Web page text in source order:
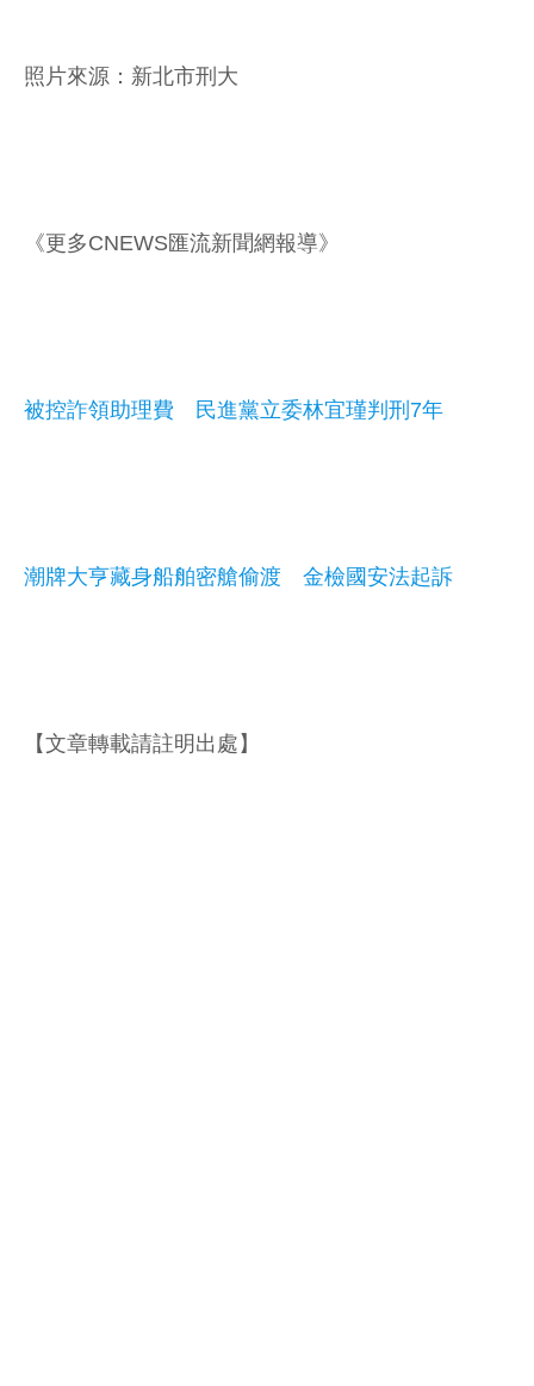
照片來源：新北市刑大
《更多CNEWS匯流新聞網報導》
被控詐領助理費 民進黨立委林宜瑾判刑7年
潮牌大亨藏身船舶密艙偷渡 金檢國安法起訴
【文章轉載請註明出處】